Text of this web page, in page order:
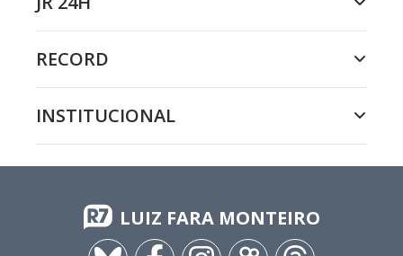
RECORD
INSTITUCIONAL
LUIZ FARA MONTEIRO